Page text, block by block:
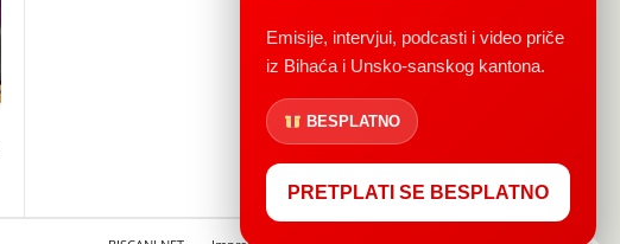
Emisije, intervjui, podcasti i video priče
iz Bihaća i Unsko-sanskog kantona.
BESPLATNO
PRETPLATI SE BESPLATNO